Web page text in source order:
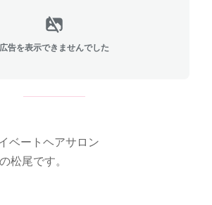
広告を表示できませんでした
ベートヘアサロン
松尾です。